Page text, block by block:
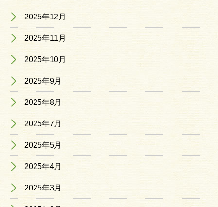
2025年12月
2025年11月
2025年10月
2025年9月
2025年8月
2025年7月
2025年5月
2025年4月
2025年3月